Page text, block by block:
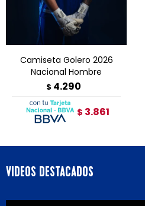
Camiseta Golero 2026
Nacional Hombre
$ 4.290
$ 3.861
VIDEOS DESTACADOS